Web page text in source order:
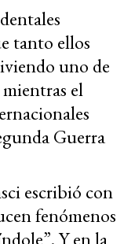
tanto ellos
uno de
el
Guerra
escribió con
fenómenos
Y en la